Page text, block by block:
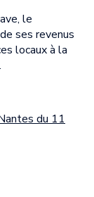
le
ses revenus
locaux à la
du 11